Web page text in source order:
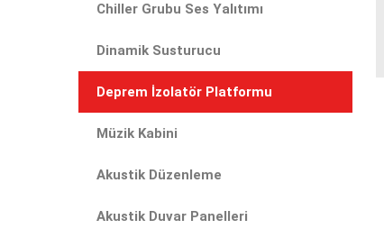
Chiller Grubu Ses Yalıtımı
Dinamik Susturucu
Deprem İzolatör Platformu
Müzik Kabini
Akustik Düzenleme
Akustik Duvar Panelleri